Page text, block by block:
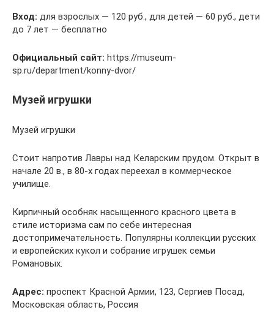
Вход: для взрослых — 120 руб., для детей — 60 руб., дети
до 7 лет — бесплатно
Официальный сайт: https://museum-
sp.ru/department/konny-dvor/
Музей игрушки
Музей игрушки
Стоит напротив Лавры над Келарским прудом. Открыт в
начале 20 в., в 80-х годах переехал в коммерческое
училище.
Кирпичный особняк насыщенного красного цвета в
стиле историзма сам по себе интересная
достопримечательность. Популярны коллекции русских
и европейских кукол и собрание игрушек семьи
Романовых.
Адрес: проспект Красной Армии, 123, Сергиев Посад,
Московская область, Россия